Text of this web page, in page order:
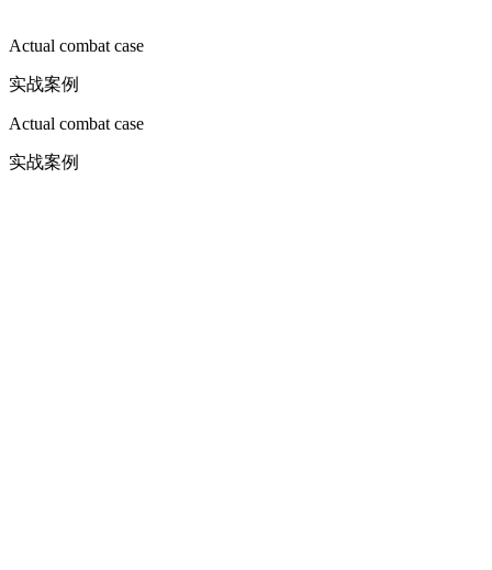
Actual combat case
实战案例
Actual combat case
实战案例